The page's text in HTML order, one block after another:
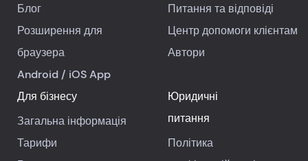
Блог
Розширення для
браузера
Android / iOSApp
Питання та відповіді
Центр допомоги клієнтам
Автори
Для бізнесу
Загальна інформація
Тарифи
Юридичні
питання
Політика